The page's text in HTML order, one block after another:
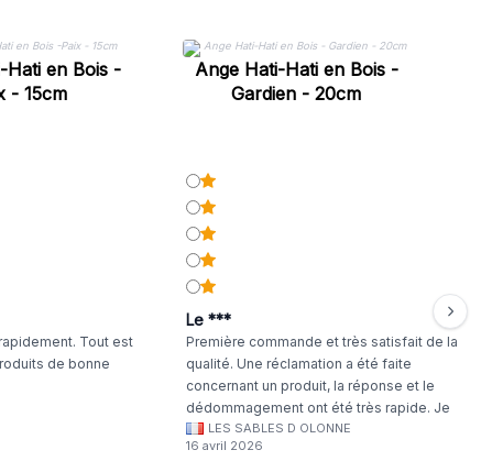
Hati en Bois -
- 15cm
Ange Hati-Hati en Bois -
Gardien - 20cm
Tout est
de bonne
Le ***
Première commande et très satisfait de la
qualité. Une réclamation a été faite
concernant un produit, la réponse et le
dédommagement ont été très rapide. Je
continuerai à commander chez WA Artisan
!
LES SABLES D OLONNE
16 avril 2026